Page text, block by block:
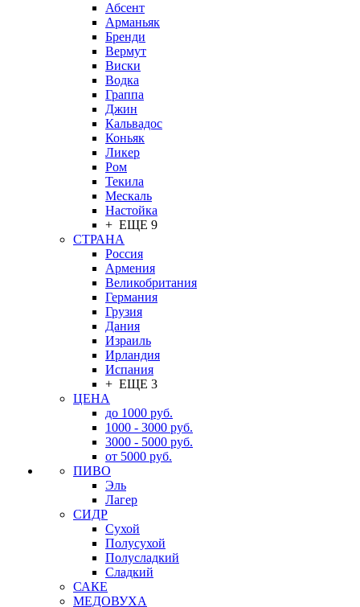
Абсент
Арманьяк
Бренди
Вермут
Виски
Водка
Граппа
Джин
Кальвадос
Коньяк
Ликер
Ром
Текила
Мескаль
Настойка
+ ЕЩЕ 9
СТРАНА
Россия
Армения
Великобритания
Германия
Грузия
Дания
Израиль
Ирландия
Испания
+ ЕЩЕ 3
ЦЕНА
до 1000 руб.
1000 - 3000 руб.
3000 - 5000 руб.
от 5000 руб.
ПИВО
Эль
Лагер
СИДР
Сухой
Полусухой
Полусладкий
Сладкий
САКЕ
МЕДОВУХА